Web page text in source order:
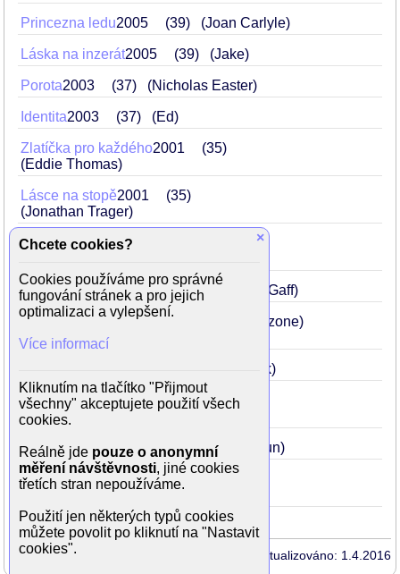
Princezna ledu2005 39 (Joan Carlyle)
Láska na inzerát2005 39 (Jake)
Porota2003 37 (Nicholas Easter)
Identita2003 37 (Ed)
Zlatíčka pro každého2001
35
(Eddie Thomas)
Lásce na stopě2001
35
(Jonathan Trager)
Všechny moje lásky
Tenká červená linie 1998 32 (John Gaff)
Bláznivá runway1998 (Nick Falzone)
(Martin Q. Blank)
Con Air1997
31
(U.S. Marshal Vince Larkin)
Vyšší zájem1996 30 (Kevin Calhoun)
Vysíláme zprávy1987
21
(rozčilený posel)
Aktualizováno: 1.4.2016
×
Chcete cookies?
Cookies používáme pro správné
fungování stránek a pro jejich
optimalizaci a vylepšení.
Více informací
Kliknutím na tlačítko "Přijmout
všechny" akceptujete použití všech
cookies.
Reálně jde pouze o anonymní
měření návštěvnosti, jiné cookies
třetích stran nepoužíváme.
Použití jen některých typů cookies
můžete povolit po kliknutí na "Nastavit
cookies".